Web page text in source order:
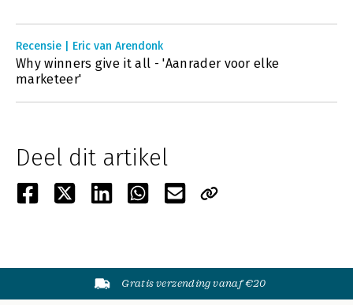
Recensie | Eric van Arendonk
Why winners give it all - 'Aanrader voor elke
marketeer'
Deel dit artikel
Gratis verzending vanaf €20